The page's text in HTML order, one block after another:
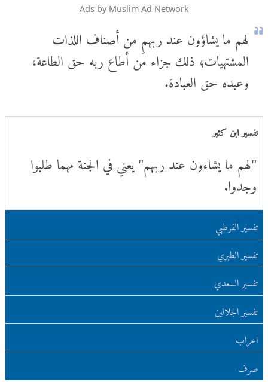
Ads by Muslim Ad Network
لهم ما يشاؤون عند ربهم من أصناف اللذات
المشتهيات؛ ذلك جزاء مَن أطاع ربه حق الطاعة،
وعبده حق العبادة.
تفسير ابن كثير
"لهم ما يشاءون عند ربهم" يعني في الجنة مهما طلبوا
وجدوا.
تفسير القرطبي
تفسير الطبري
تفسير السعدي
تفسير الجلالين
اعراب
صرف